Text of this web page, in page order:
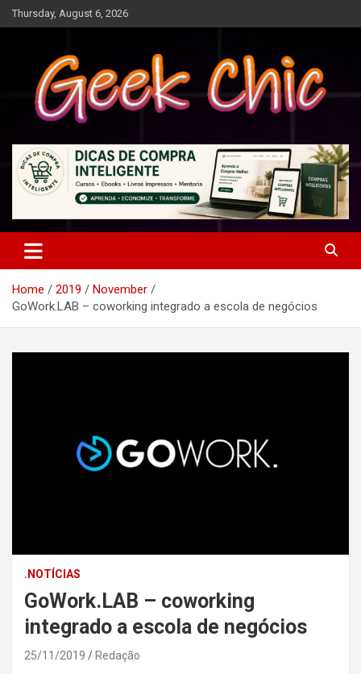
Skip
to
Thursday, August 6, 2026
Geek Chic
Home 2019
November
GoWork.LAB – coworking integrado a escola de negócios
.NOTÍCIAS
GoWork.LAB – coworking
integrado a escola de negócios
25/11/2019 Redação